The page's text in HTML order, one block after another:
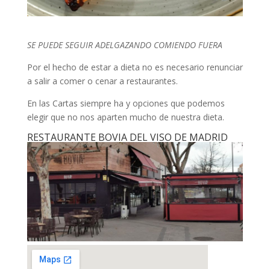
SE PUEDE SEGUIR ADELGAZANDO COMIENDO FUERA
Por el hecho de estar a dieta no es necesario renunciar
a salir a comer o cenar a restaurantes.
En las Cartas siempre ha y opciones que podemos
elegir que no nos aparten mucho de nuestra dieta.
RESTAURANTE BOVIA DEL VISO DE MADRID